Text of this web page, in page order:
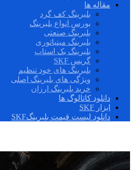
مقاله ها
بلبرینگ کف گرد
بورس انواع بلبرینگ
بلبرینگ صنعتی
بلبرینگ مینیاتوری
بلبرینگ بک استاپ
گریس SKF
بلبرینگ های خود تنظیم
ویژگی های بلبرینگ اصلی
خرید بلبرینگ ارزان
دانلود کاتالوگ ها
ابزار SKF
دانلود لیست قیمت بلبرینگSKF